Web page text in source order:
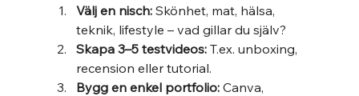
Välj en nisch: Skönhet, mat, hälsa,
teknik, lifestyle – vad gillar du själv?
Skapa 3–5 testvideos: T.ex. unboxing,
recension eller tutorial.
Bygg en enkel portfolio: Canva,